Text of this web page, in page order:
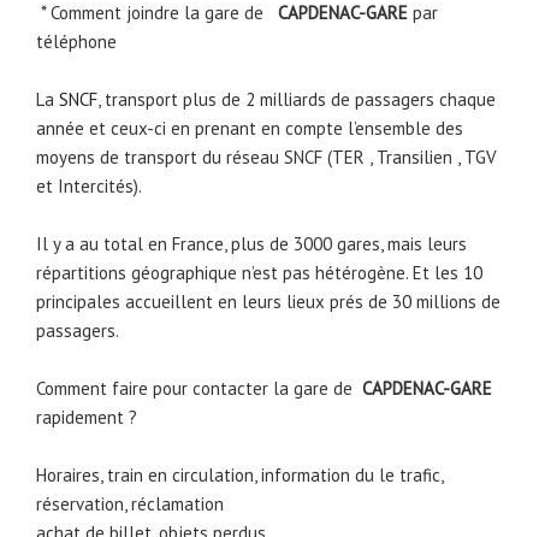
* Comment joindre la gare de
CAPDENAC-GARE par
téléphone
La SNCF, transport plus de 2 milliards de passagers chaque
année et ceux-ci en prenant en compte l’ensemble des
moyens de transport du réseau SNCF (TER , Transilien , TGV
et Intercités).
Il y a au total en France, plus de 3000 gares, mais leurs
répartitions géographique n’est pas hétérogène. Et les 10
principales accueillent en leurs lieux prés de 30 millions de
passagers.
Comment faire pour contacter la gare de CAPDENAC-GARE
rapidement ?
Horaires, train en circulation, information du le trafic,
réservation, réclamation